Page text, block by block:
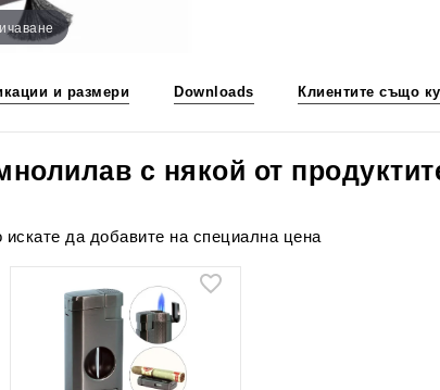
и размери Downloads Клиентите също
с някой от
искате да добавите на специална цена